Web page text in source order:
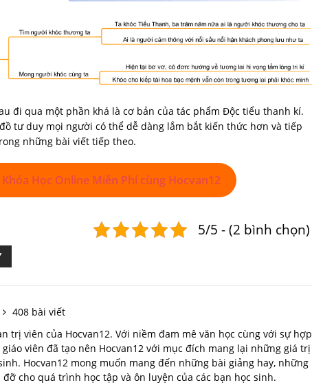
đi qua một phần khá là cơ bản của tác phẩm Độc tiểu thanh kí.
tư duy mọi người có thể dễ dàng lắm bắt kiến thức hơn và tiếp
những bài viết tiếp theo.
Học Online Miễn Phí cùng Hocvan12
5/5 - (2 bình chọn)
408 bài viết
trị viên của Hocvan12. Với niềm đam mê văn học cùng với sự hợp
viên đã tạo nên Hocvan12 với mục đích mang lại những giá trị
Hocvan12 mong muốn mang đến những bài giảng hay, những
cho quá trình học tập và ôn luyện của các bạn học sinh.